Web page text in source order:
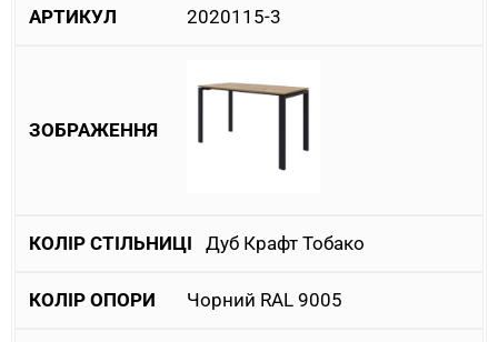
2020115-3
Дуб Крафт Тобако
Чорний RAL 9005